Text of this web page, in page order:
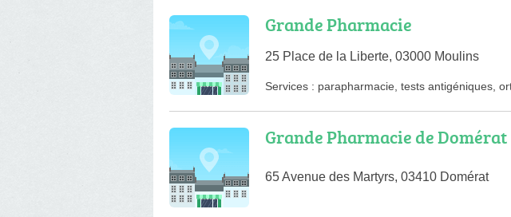
Grande Pharmacie
25 Place de la Liberte, 03000 Moulins
Services : parapharmacie, tests antigéniques,
Grande Pharmacie de Domérat
65 Avenue des Martyrs, 03410 Domérat